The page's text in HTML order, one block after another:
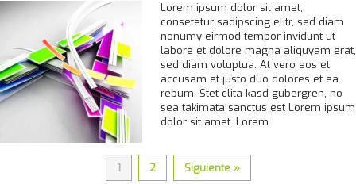
Lorem ipsum dolor sit amet,
consetetur sadipscing elitr, sed diam
nonumy eirmod tempor invidunt ut
labore et dolore magna aliquyam erat,
sed diam voluptua. At vero eos et
accusam et justo duo dolores et ea
rebum. Stet clita kasd gubergren, no
sea takimata sanctus est Lorem ipsum
dolor sit amet. Lorem
1 2 Siguiente »